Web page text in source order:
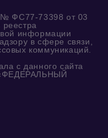
№ ФС77-73398 от 03
реестра
информации
в сфере связи,
коммуникаций.
с данного сайта
«ФЕДЕРАЛЬНЫЙ